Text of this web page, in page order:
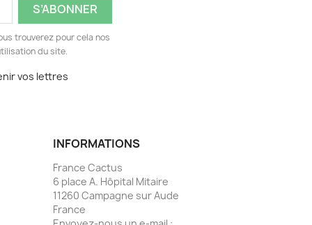
trouverez pour cela nos
du site.
vos lettres
INFORMATIONS
France Cactus
6 place A. Hôpital Mitaire
11260 Campagne sur Aude
France